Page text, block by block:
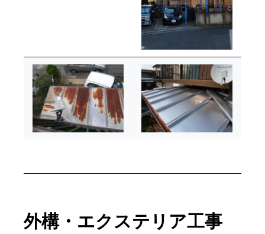
外構・エクステリア工事